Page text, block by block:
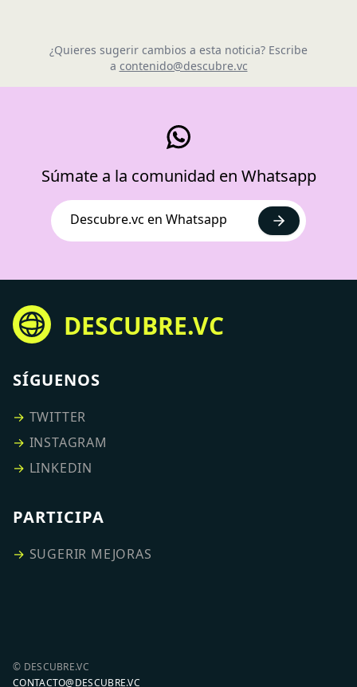
¿Quieres sugerir cambios a esta noticia? Escribe
a contenido@descubre.vc
Súmate a la comunidad en Whatsapp
Descubre.vc en Whatsapp
DESCUBRE.VC
SÍGUENOS
→ TWITTER
→ INSTAGRAM
→ LINKEDIN
PARTICIPA
→ SUGERIR MEJORAS
© DESCUBRE.VC
CONTACTO@DESCUBRE.VC